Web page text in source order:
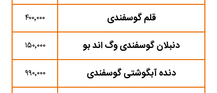
قلم گوسفندی ۴۰۰٬۰۰۰
دنبلان گوسفندی وگ اند بو ۱۵۰٬۰۰۰
دنده آبگوشتی گوسفندی ۹۹۰٬۰۰۰